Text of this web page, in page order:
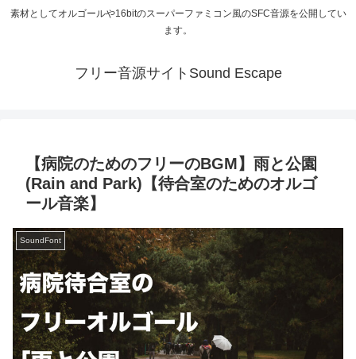
素材としてオルゴールや16bitのスーパーファミコン風のSFC音源を公開してい
ます。
フリー音源サイトSound Escape
【病院のためのフリーのBGM】雨と公園
(Rain and Park)【待合室のためのオルゴ
ール音楽】
SoundFont